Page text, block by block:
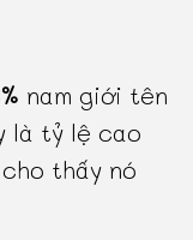
nam giới tên
là tỷ lệ cao
thấy nó